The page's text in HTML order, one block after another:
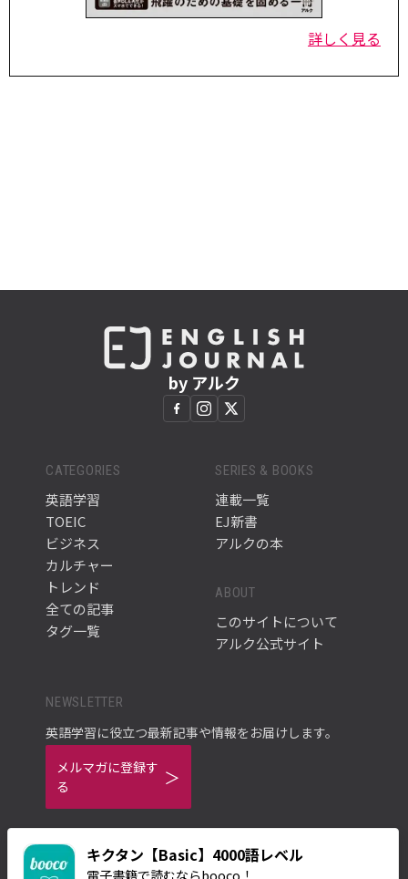
詳しく見る
キクタン【Basic】4000語レベル
電子書籍で読むならbooco！
by アルク
CATEGORIES
英語学習
TOEIC
ビジネス
カルチャー
トレンド
全ての記事
タグ一覧
SERIES & BOOKS
連載一覧
EJ新書
アルクの本
ABOUT
このサイトについて
アルク公式サイト
NEWSLETTER
英語学習に役立つ最新記事や情報をお届けします。
メルマガに登録す
る